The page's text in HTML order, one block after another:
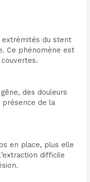
extrémités du stent
Ce phénomène est
des douleurs
présence de la
en place, plus elle
difficile